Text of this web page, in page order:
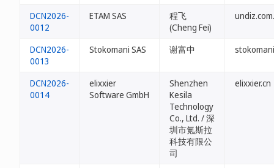
DCN2026-
0012
ETAM SAS
程飞
(Cheng Fei)
DCN2026-
0013
Stokomani SAS 谢富中
DCN2026-
0014
elixxier
Software GmbH
Shenzhen
Kesila
Technology
Co., Ltd. / 深
圳市氪斯拉
科技有限公
司
elixxier.cn